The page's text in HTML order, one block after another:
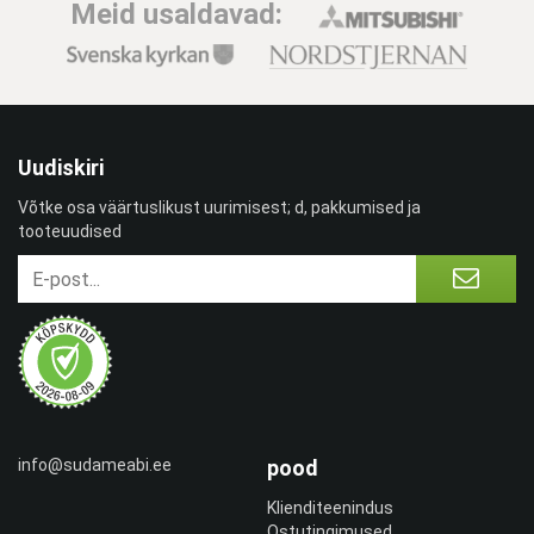
Meid usaldavad:
info@sudameabi.ee pood
Klienditeenindus
Uudiskiri
Võtke osa väärtuslikust uurimisest; d, pakkumised ja
tooteuudised